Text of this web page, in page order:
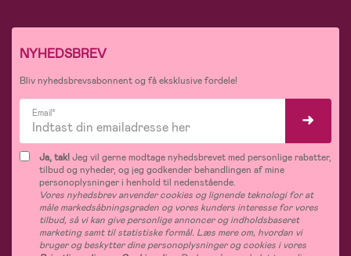
NYHEDSBREV
Bliv nyhedsbrevsabonnent og få eksklusive fordele!
Email*
Ja, tak!Jeg vil gerne modtage nyhedsbrevet med personlige rabatter,
tilbud og nyheder, og jeg godkender behandlingen af mine
personoplysninger i henhold til nedenstående.
Vores nyhedsbrev anvender cookies og lignende teknologi for at
måle markedsåbningsgraden og vores kunders interesse for vores
tilbud, så vi kan give personlige annoncer og indholdsbaseret
marketing samt til statistiske formål. Læs mere om, hvordan vi
bruger og beskytter dine personoplysninger og cookies i vores